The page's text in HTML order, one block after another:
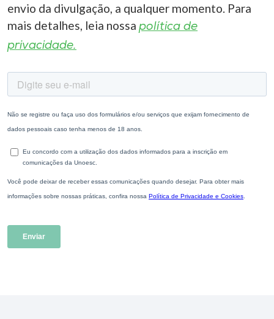
envio da divulgação, a qualquer momento. Para
mais detalhes, leia nossa política de
privacidade.